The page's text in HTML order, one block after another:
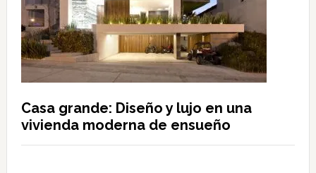
Casa grande: Diseño y lujo en una
vivienda moderna de ensueño